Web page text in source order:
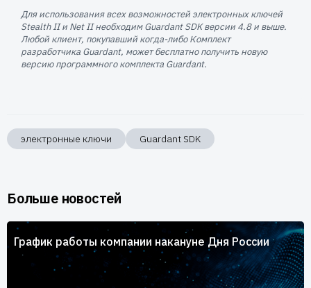
Для использования всех возможностей электронных ключей
Stealth II и Net II необходим Guardant SDK версии 4.8 и выше.
Любой клиент, покупавший когда-либо Комплект
разработчика Guardant, может бесплатно получить новую
версию программного комплекта Guardant.
электронные ключи Guardant SDK
Больше новостей
График работы компании накануне Дня России